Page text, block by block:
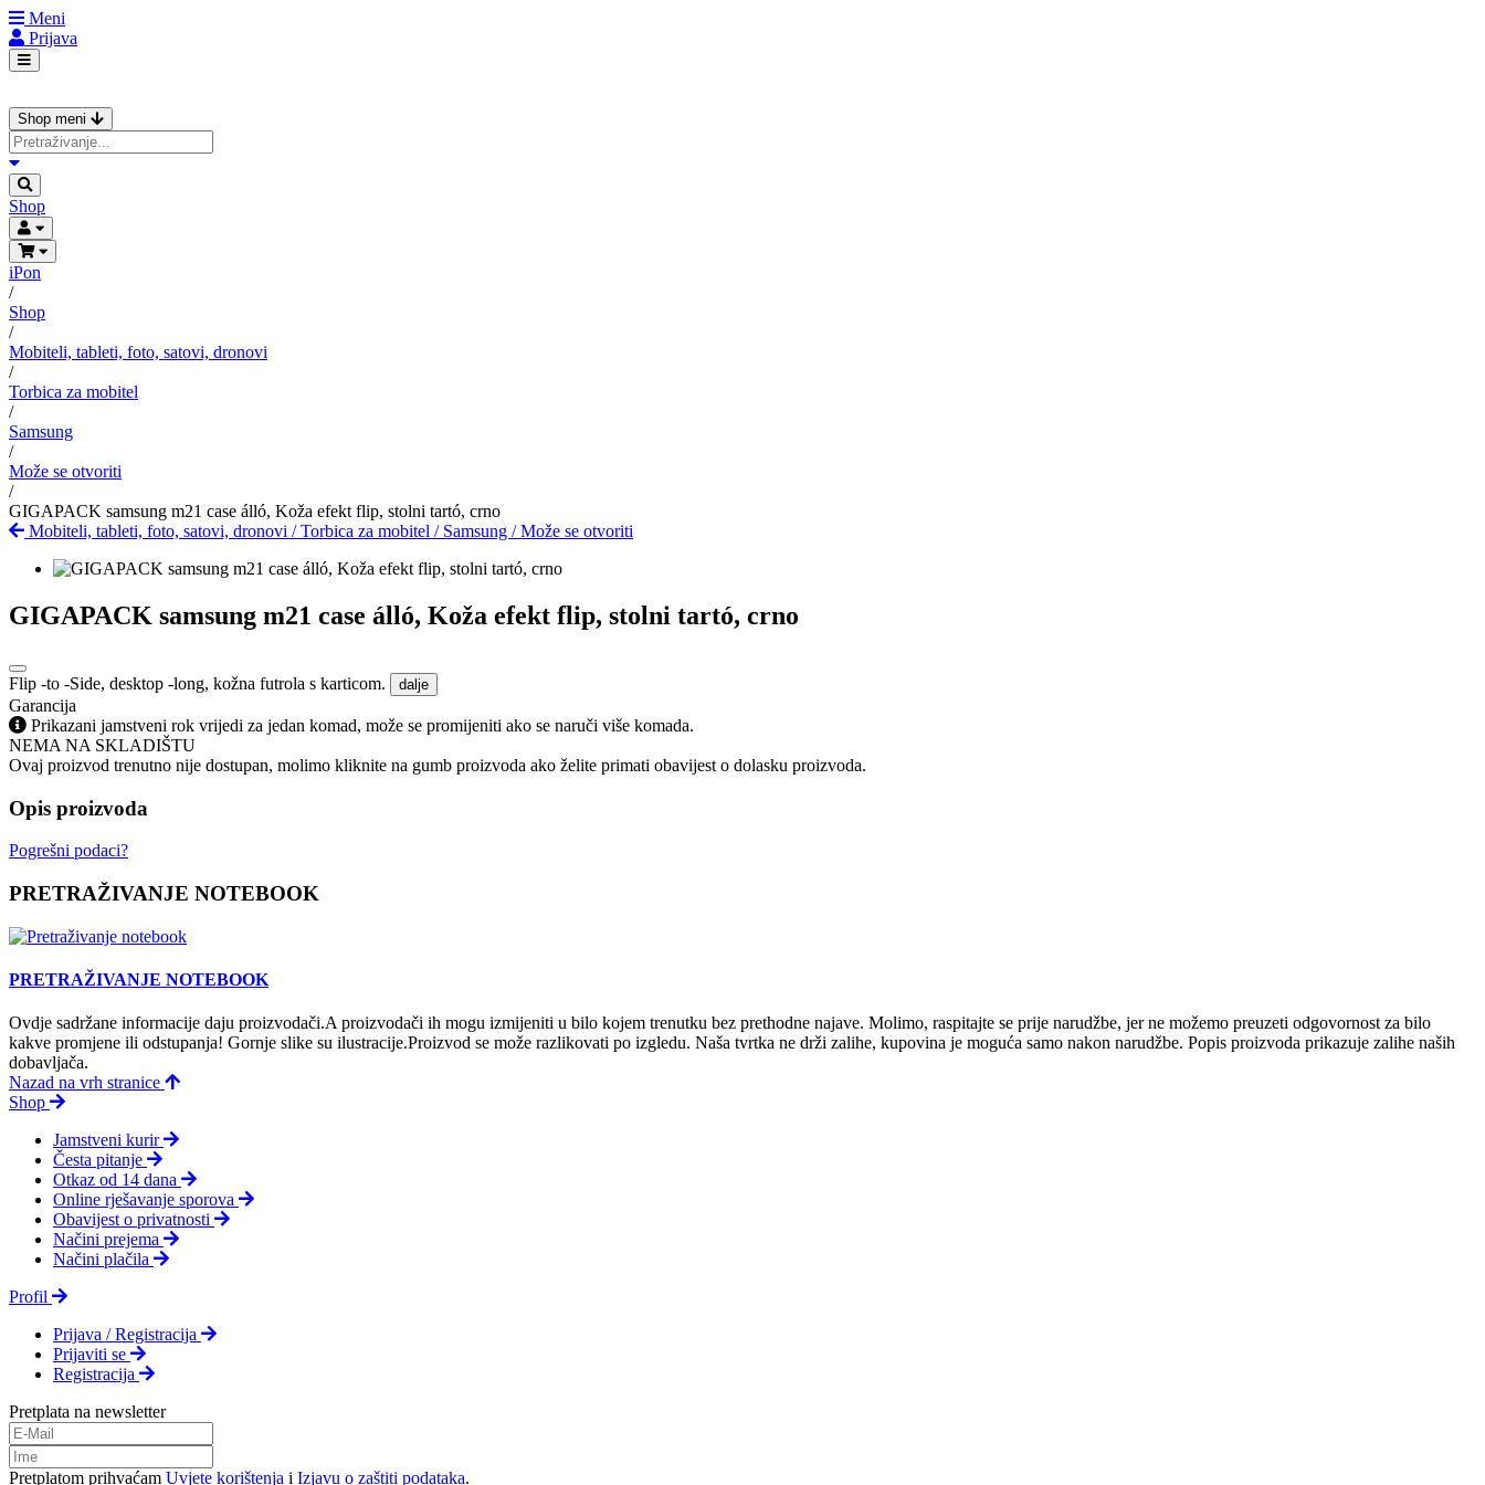
Meni
Prijava
Shop meni
Shop
iPon
/
Shop
/
Mobiteli, tableti, foto, satovi, dronovi
/
Torbica za mobitel
/
Samsung
/
Može se otvoriti
/
GIGAPACK samsung m21 case álló, Koža efekt flip, stolni tartó, crno
Mobiteli, tableti, foto, satovi, dronovi /Torbica za mobitel / Samsung /Može se otvoriti
GIGAPACK samsung m21 case álló, Koža efekt flip, stolni tartó, crno
Flip -to -Side, desktop -long, kožna futrola s karticom. dalje
Garancija
Prikazani jamstveni rok vrijedi za jedan komad, može se promijeniti ako se naruči više komada.
NEMA NA SKLADIŠTU
Ovaj proizvod trenutno nije dostupan, molimo kliknite na gumb proizvoda ako želite primati obavijest o dolasku proizvoda.
Opis proizvoda
Pogrešni podaci?
PRETRAŽIVANJE NOTEBOOK
PRETRAŽIVANJE NOTEBOOK
Ovdje sadržane informacije daju proizvodači.A proizvodači ih mogu izmijeniti u bilo kojem trenutku bez prethodne najave. Molimo, raspitajte se prije narudžbe, jer ne možemo preuzeti odgovornost za bilo
kakve promjene ili odstupanja! Gornje slike su ilustracije.Proizvod se može razlikovati po izgledu. Naša tvrtka ne drži zalihe, kupovina je moguća samo nakon narudžbe. Popis proizvoda prikazuje zalihe naših
dobavljača.
Nazad na vrh stranice
Shop
Jamstveni kurir
Česta pitanje
Otkaz od 14 dana
Online rješavanje sporova
Obavijest o privatnosti
Načini prejema
Načini plačila
Profil
Prijava / Registracija
Prijaviti se
Registracija
Pretplata na newsletter
Pretplatom prihvaćam Uvjete korištenja i Izjavu o zaštiti podataka.